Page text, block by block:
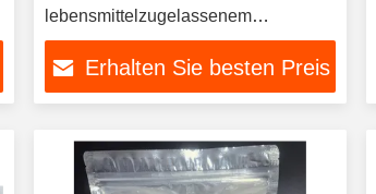
lebensmittelzugelassenem
biochemischem Katalysatorpulver
CAS-Nummer 9025-35-8
Erhalten Sie besten Preis